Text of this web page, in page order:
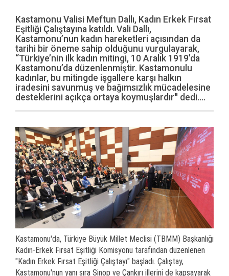
Kastamonu Valisi Meftun Dallı, Kadın Erkek Fırsat
Eşitliği Çalıştayına katıldı. Vali Dallı,
Kastamonu’nun kadın hareketleri açısından da
tarihi bir öneme sahip olduğunu vurgulayarak,
“Türkiye’nin ilk kadın mitingi, 10 Aralık 1919’da
Kastamonu’da düzenlenmiştir. Kastamonulu
kadınlar, bu mitingde işgallere karşı halkın
iradesini savunmuş ve bağımsızlık mücadelesine
desteklerini açıkça ortaya koymuşlardır'' dedi....
Kastamonu'da, Türkiye Büyük Millet Meclisi (TBMM) Başkanlığı
Kadın-Erkek Fırsat Eşitliği Komisyonu tarafından düzenlenen
"Kadın Erkek Fırsat Eşitliği Çalıştayı" başladı. Çalıştay,
Kastamonu'nun yanı sıra Sinop ve Çankırı illerini de kapsayarak